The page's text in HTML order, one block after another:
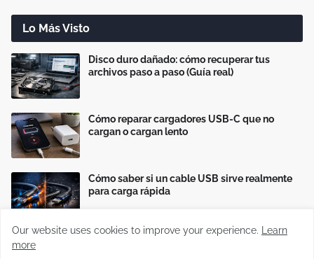
Lo Más Visto
Disco duro dañado: cómo recuperar tus
archivos paso a paso (Guía real)
Cómo reparar cargadores USB-C que no
cargan o cargan lento
Cómo saber si un cable USB sirve realmente
para carga rápida
Our website uses cookies to improve your experience.
Learn
more